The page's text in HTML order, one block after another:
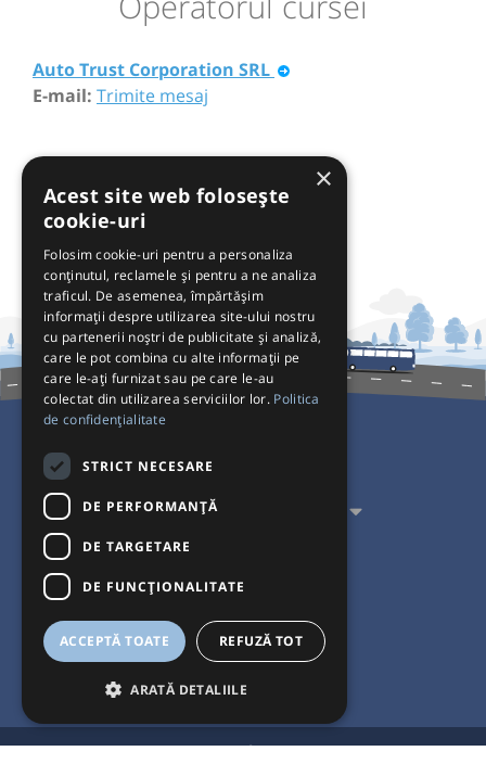
Auto Trust Corporation SRL
E-mail: Trimite mesaj
Pentru Călători
Pentru Transportatori
Interacționăm
®
×
Acest site web folosește
cookie-uri
Folosim cookie-uri pentru a personaliza
conținutul, reclamele și pentru a ne analiza
traficul. De asemenea, împărtășim
informații despre utilizarea site-ului nostru
cu partenerii noștri de publicitate și analiză,
care le pot combina cu alte informații pe
care le-ați furnizat sau pe care le-au
colectat din utilizarea serviciilor lor. Politica
de confidențialitate
STRICT NECESARE
DE PERFORMANȚĂ
DE TARGETARE
DE FUNCŢIONALITATE
ACCEPTĂ TOATE REFUZĂ TOT
ARATĂ DETALIILE